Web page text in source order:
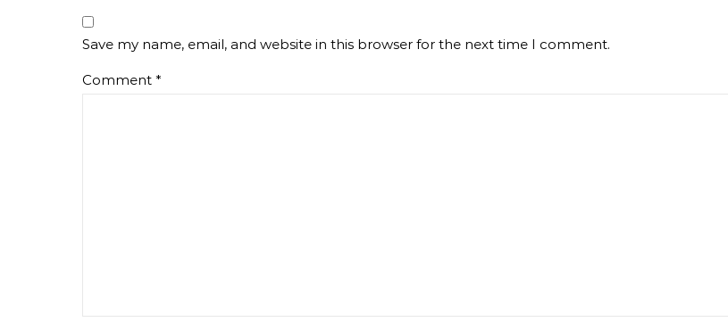
Save my name, email, and website in this browser for the next time I comment.
Comment *